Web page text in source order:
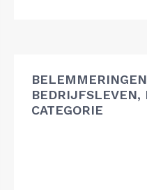
BELEMMERINGEN
BEDRIJFSLEVEN,
CATEGORIE